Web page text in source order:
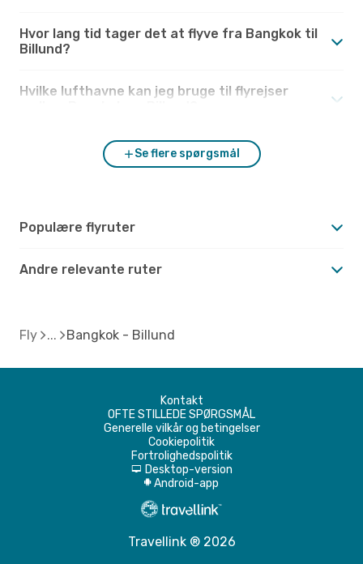
Hvor lang tid tager det at flyve fra Bangkok til
Billund?
Hvilke lufthavne kan jeg bruge til flyrejser
Se flere spørgsmål
Populære flyruter
Andre relevante ruter
Fly Bangkok - Billund
Kontakt
OFTE STILLEDE SPØRGSMÅL
Generelle vilkår og betingelser
Cookiepolitik
Fortrolighedspolitik
d Desktop-version
A Android-app
Travellink ® 2026